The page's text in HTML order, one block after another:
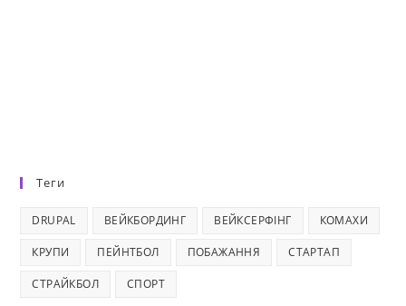
Теги
DRUPAL ВЕЙКБОРДИНГ ВЕЙКСЕРФІНГ КОМАХИ
КРУПИ ПЕЙНТБОЛ ПОБАЖАННЯ СТАРТАП
СТРАЙКБОЛ СПОРТ